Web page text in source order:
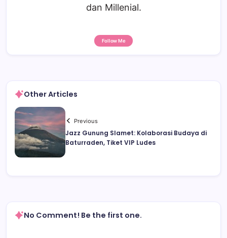
dan Millenial.
Follow Me
Other Articles
Previous
Jazz Gunung Slamet: Kolaborasi Budaya di
Baturraden, Tiket VIP Ludes
No Comment! Be the first one.